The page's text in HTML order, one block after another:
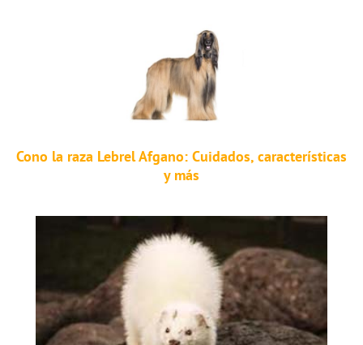
Cono la raza Lebrel Afgano: Cuidados, características
y más